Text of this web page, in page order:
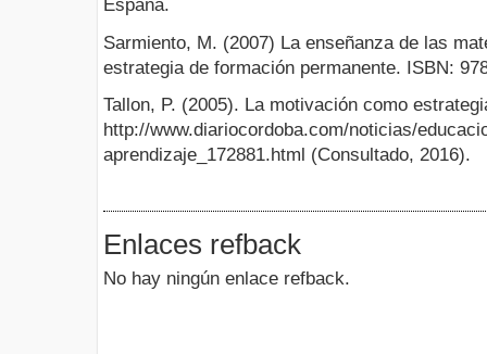
España.
Sarmiento, M. (2007) La enseñanza de las
estrategia de formación permanente. ISBN:
Tallon, P. (2005). La motivación como
http://www.diariocordoba.com/noticias/
aprendizaje_172881.html (Consultado, 2016).
Enlaces refback
No hay ningún enlace refback.